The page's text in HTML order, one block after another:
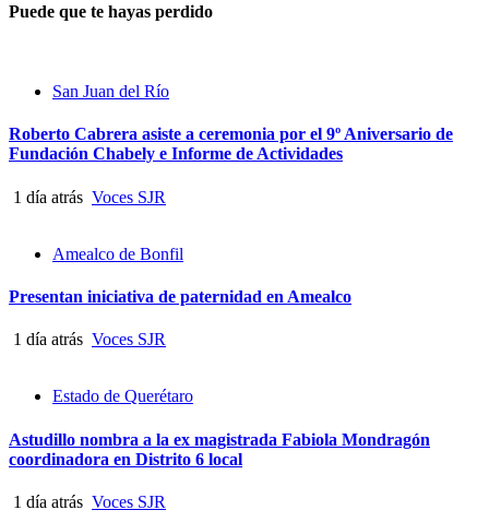
Puede que te hayas perdido
San Juan del Río
Roberto Cabrera asiste a ceremonia por el 9º Aniversario de
Fundación Chabely e Informe de Actividades
1 día atrás Voces SJR
Amealco de Bonfil
Presentan iniciativa de paternidad en Amealco
1 día atrás Voces SJR
Estado de Querétaro
Astudillo nombra a la ex magistrada Fabiola Mondragón
coordinadora en Distrito 6 local
1 día atrás Voces SJR